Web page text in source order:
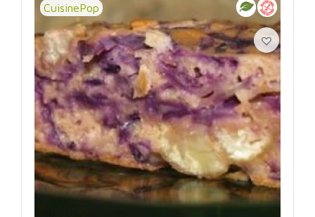
CuisinePop